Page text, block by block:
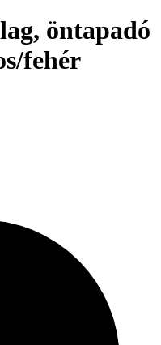
öntapadó
fehér